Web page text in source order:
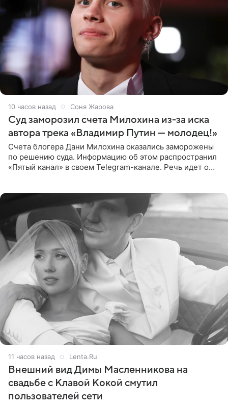
10 часов назад Соня Жарова
Суд заморозил счета Милохина из-за иска
автора трека «Владимир Путин — молодец!»
Счета блогера Дани Милохина оказались заморожены
по решению суда. Информацию об этом распространил
«Пятый канал» в своем Telegram-канале. Речь идет о
11 часов назад Lenta.Ru
Внешний вид Димы Масленникова на
свадьбе с Клавой Кокой смутил
пользователей сети